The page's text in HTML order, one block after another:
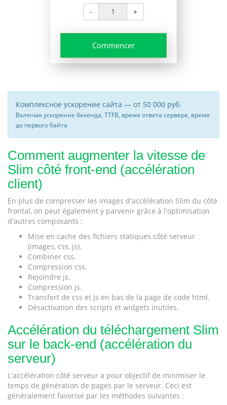
- +
Commencer
Комплексное ускорение сайта — от 50 000 руб.
Включая ускорение бекенда, TTFB, время ответа сервере, время
до первого байта
Comment augmenter la vitesse de
Slim côté front-end (accélération
client)
En plus de compresser les images d'accélération Slim du côté
frontal, on peut également y parvenir grâce à l'optimisation
d'autres composants :
Mise en cache des fichiers statiques côté serveur
(images, css, js).
Combiner css.
Compression css.
Rejoindre js.
Compression js.
Transfert de css et js en bas de la page de code html.
Désactivation des scripts et widgets inutiles.
Accélération du téléchargement Slim
sur le back-end (accélération du
serveur)
L'accélération côté serveur a pour objectif de minimiser le
temps de génération de pages par le serveur. Ceci est
généralement favorisé par les méthodes suivantes :